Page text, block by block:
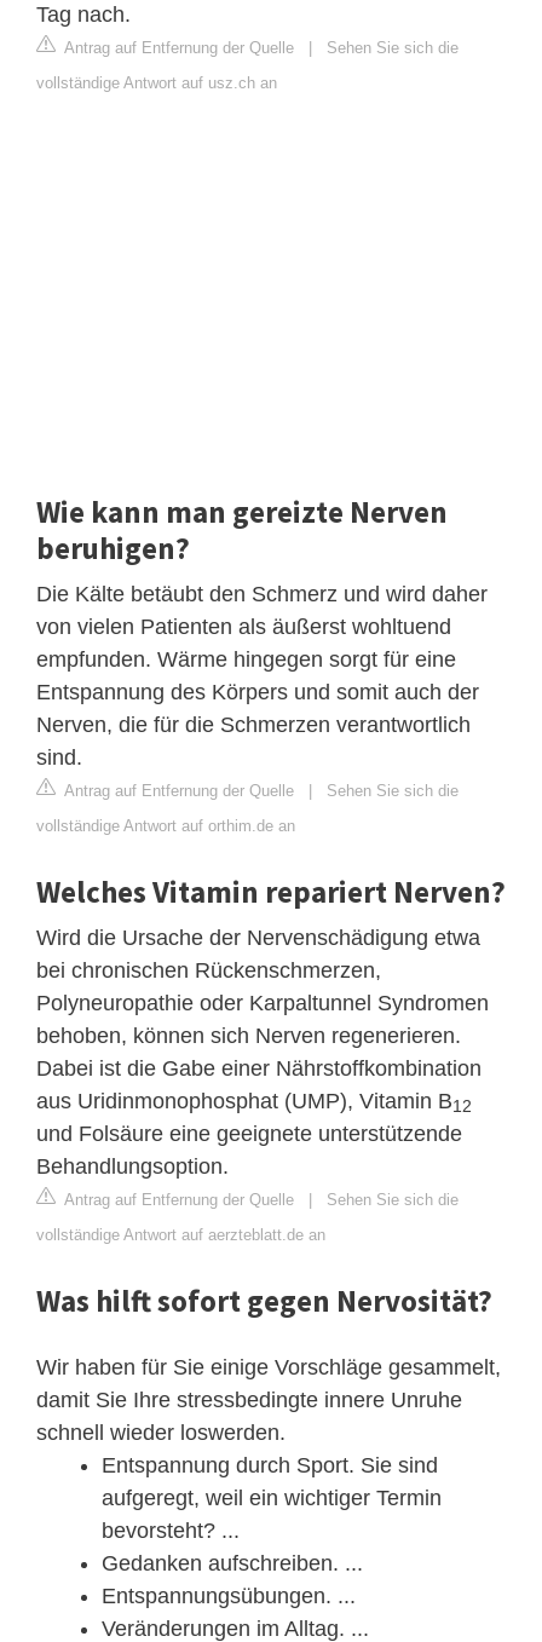
Tag nach.
Antrag auf Entfernung der Quelle | Sehen Sie sich die
vollständige Antwort auf usz.ch an
Wie kann man gereizte Nerven
beruhigen?
Die Kälte betäubt den Schmerz und wird daher
von vielen Patienten als äußerst wohltuend
empfunden. Wärme hingegen sorgt für eine
Entspannung des Körpers und somit auch der
Nerven, die für die Schmerzen verantwortlich
sind.
Antrag auf Entfernung der Quelle | Sehen Sie sich die
vollständige Antwort auf orthim.de an
Welches Vitamin repariert Nerven?
Wird die Ursache der Nervenschädigung etwa
bei chronischen Rückenschmerzen,
Polyneuropathie oder Karpaltunnel Syndromen
behoben, können sich Nerven regenerieren.
Dabei ist die Gabe einer Nährstoffkombination
aus Uridinmonophosphat (UMP), Vitamin B12
und Folsäure eine geeignete unterstützende
Behandlungsoption.
Antrag auf Entfernung der Quelle | Sehen Sie sich die
vollständige Antwort auf aerzteblatt.de an
Was hilft sofort gegen Nervosität?
Wir haben für Sie einige Vorschläge gesammelt,
damit Sie Ihre stressbedingte innere Unruhe
schnell wieder loswerden.
Entspannung durch Sport. Sie sind
aufgeregt, weil ein wichtiger Termin
bevorsteht? ...
Gedanken aufschreiben. ...
Entspannungsübungen. ...
Veränderungen im Alltag. ...